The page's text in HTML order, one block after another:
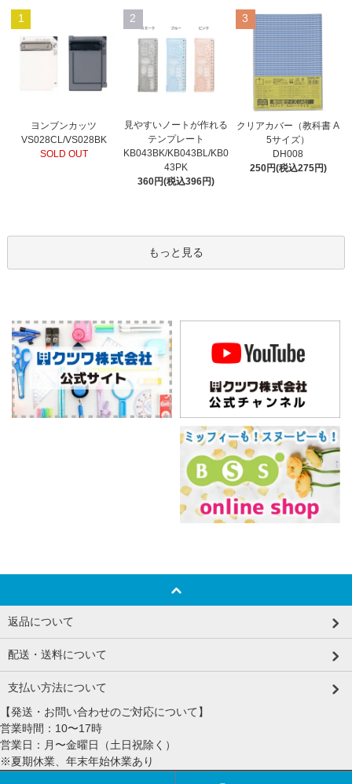
1
ヨンブンカッツ
VS028CL/VS028BK
SOLD OUT
2
見やすいノートが作れる
テンプレート
KB043BK/KB043BL/KB0
43PK
360円(税込396円)
3
クリアカバー（教科書 A
5サイズ）
DH008
250円(税込275円)
もっと見る
返品について
配送・送料について
支払い方法について
【発送・お問い合わせのご対応について】
営業時間：10〜17時
営業日：月〜金曜日（土日祝除く）
※夏期休業、年末年始休業あり